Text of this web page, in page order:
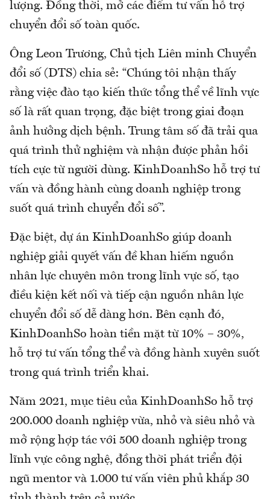
lượng. Đồng thời, mở các điểm tư vấn hỗ trợ
chuyển đổi số toàn quốc.
Ông Leon Trương, Chủ tịch Liên minh Chuyển
đổi số (DTS) chia sẻ: “Chúng tôi nhận thấy
rằng việc đào tạo kiến thức tổng thể về lĩnh vực
số là rất quan trọng, đặc biệt trong giai đoạn
ảnh hưởng dịch bệnh. Trung tâm số đã trải qua
quá trình thử nghiệm và nhận được phản hồi
tích cực từ người dùng. KinhDoanhSo hỗ trợ tư
vấn và đồng hành cùng doanh nghiệp trong
suốt quá trình chuyển đổi số”.
Đặc biệt, dự án KinhDoanhSo giúp doanh
nghiệp giải quyết vấn đề khan hiếm nguồn
nhân lực chuyên môn trong lĩnh vực số, tạo
điều kiện kết nối và tiếp cận nguồn nhân lực
chuyển đổi số dễ dàng hơn. Bên cạnh đó,
KinhDoanhSo hoàn tiền mặt từ 10% – 30%,
hỗ trợ tư vấn tổng thể và đồng hành xuyên suốt
trong quá trình triển khai.
Năm 2021, mục tiêu của KinhDoanhSo hỗ trợ
200.000 doanh nghiệp vừa, nhỏ và siêu nhỏ và
mở rộng hợp tác với 500 doanh nghiệp trong
lĩnh vực công nghệ, đồng thời phát triển đội
ngũ mentor và 1.000 tư vấn viên phủ khắp 30